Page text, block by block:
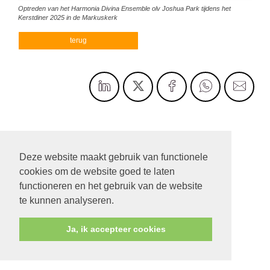
Deze website maakt gebruik van functionele
cookies om de website goed te laten
functioneren en het gebruik van de website
te kunnen analyseren.
Ja, ik accepteer cookies
Optreden van het Harmonia Divina Ensemble olv Joshua Park tijdens het
Kerstdiner 2025 in de Markuskerk
terug